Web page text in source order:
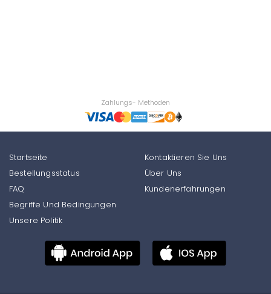
Zahlungs- Methoden
Startseite
Bestellungsstatus
FAQ
Kontaktieren Sie Uns
Über Uns
Kundenerfahrungen
Begriffe Und Bedingungen
Unsere Politik